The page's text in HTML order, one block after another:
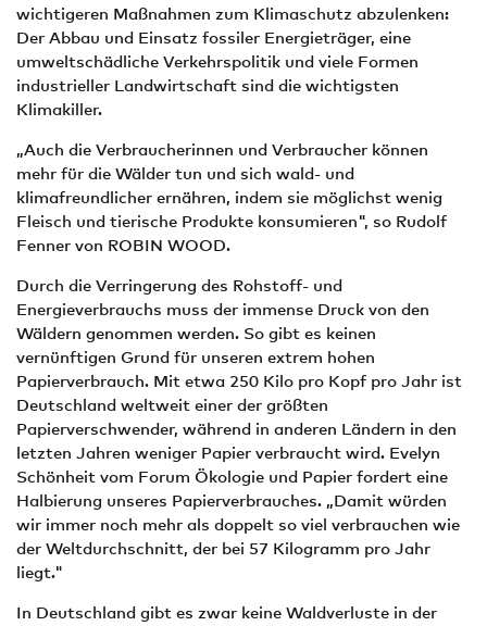
wichtigeren Maßnahmen zum Klimaschutz abzulenken:
Der Abbau und Einsatz fossiler Energieträger, eine
umweltschädliche Verkehrspolitik und viele Formen
industrieller Landwirtschaft sind die wichtigsten
Klimakiller.
„Auch die Verbraucherinnen und Verbraucher können
mehr für die Wälder tun und sich wald- und
klimafreundlicher ernähren, indem sie möglichst wenig
Fleisch und tierische Produkte konsumieren", so Rudolf
Fenner von ROBIN WOOD.
Durch die Verringerung des Rohstoff- und
Energieverbrauchs muss der immense Druck von den
Wäldern genommen werden. So gibt es keinen
vernünftigen Grund für unseren extrem hohen
Papierverbrauch. Mit etwa 250 Kilo pro Kopf pro Jahr ist
Deutschland weltweit einer der größten
Papierverschwender, während in anderen Ländern in den
letzten Jahren weniger Papier verbraucht wird. Evelyn
Schönheit vom Forum Ökologie und Papier fordert eine
Halbierung unseres Papierverbrauches. „Damit würden
wir immer noch mehr als doppelt so viel verbrauchen wie
der Weltdurchschnitt, der bei 57 Kilogramm pro Jahr
liegt."
In Deutschland gibt es zwar keine Waldverluste in der